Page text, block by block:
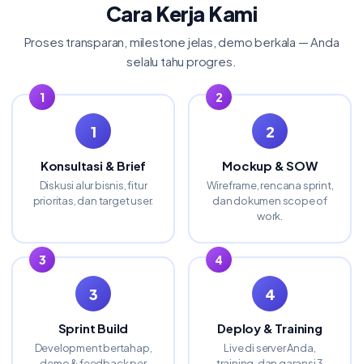
Cara Kerja Kami
Proses transparan, milestone jelas, demo berkala — Anda
selalu tahu progres.
1
Konsultasi & Brief
Diskusi alur bisnis, fitur
prioritas, dan target user.
2
Mockup & SOW
Wireframe, rencana sprint,
dan dokumen scope of
work.
3
Sprint Build
Development bertahap,
4
Deploy & Training
Live di server Anda,